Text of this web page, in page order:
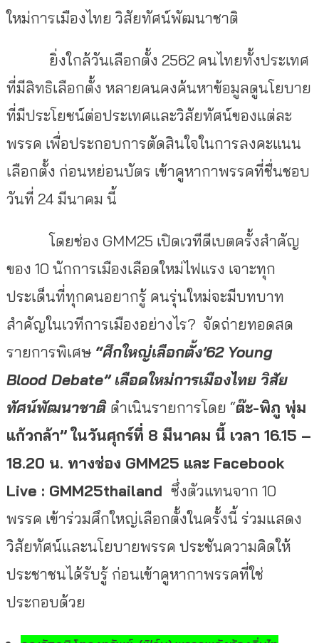
ใหม่การเมืองไทย วิสัยทัศน์พัฒนาชาติ
ยิ่งใกล้วันเลือกตั้ง 2562 คนไทยทั้งประเทศ
ที่มีสิทธิเลือกตั้ง หลายคนคงค้นหาข้อมูลดูนโยบาย
ที่มีประโยชน์ต่อประเทศและวิสัยทัศน์ของแต่ละ
พรรค เพื่อประกอบการตัดสินใจในการลงคะแนน
เลือกตั้ง ก่อนหย่อนบัตร เข้าคูหากาพรรคที่ชื่นชอบ
วันที่ 24 มีนาคม นี้
โดยช่อง GMM25 เปิดเวทีดีเบตครั้งสำคัญ
ของ 10 นักการเมืองเลือดใหม่ไฟแรง เจาะทุก
ประเด็นที่ทุกคนอยากรู้ คนรุ่นใหม่จะมีบทบาท
สำคัญในเวทีการเมืองอย่างไร? จัดถ่ายทอดสด
รายการพิเศษ “ศึกใหญ่เลือกตั้ง’62Young
Blood Debate” เลือดใหม่การเมืองไทย วิสัย
ทัศน์พัฒนาชาติ ดำเนินรายการโดย “ต๊ะ-พิภู พุ่ม
แก้วกล้า” ในวันศุกร์ที่ 8 มีนาคม นี้ เวลา 16.15 –
18.20 น. ทางช่อง GMM25 และ Facebook
Live : GMM25thailand ซึ่งตัวแทนจาก 10
พรรค เข้าร่วมศึกใหญ่เลือกตั้งในครั้งนี้ ร่วมแสดง
วิสัยทัศน์และนโยบายพรรค ประชันความคิดให้
ประชาชนได้รับรู้ ก่อนเข้าคูหากาพรรคที่ใช่
ประกอบด้วย